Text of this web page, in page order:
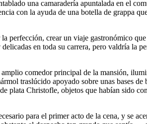
una camaradería apuntalada en el
con la ayuda de una botella de grappa
perfección, crear un viaje gastronómico
en toda su carrera, pero valdría la
comedor principal de la mansión,
traslúcido apoyado sobre unas bases
Christofle, objetos que habían sido
para el primer acto de la cena, y se